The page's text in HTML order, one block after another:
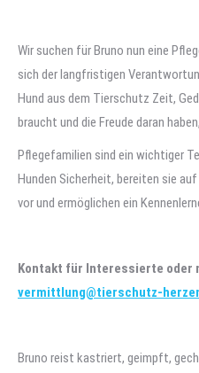
Wir suchen für Bruno nun eine
sich der langfristigen
Hund aus dem Tierschutz Zeit,
braucht und die Freude daran
Pflegefamilien sind ein wichtiger
Hunden Sicherheit, bereiten sie
vor und ermöglichen ein
Kontakt für Interessierte oder
vermittlung@tierschutz-
Bruno reist kastriert, geimpft,